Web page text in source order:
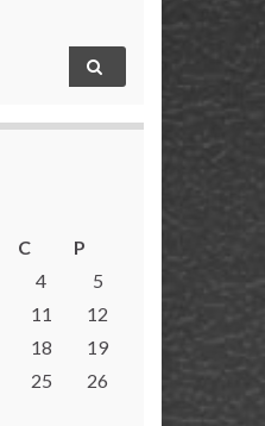
C
P
4
5
11
12
18
19
25
26